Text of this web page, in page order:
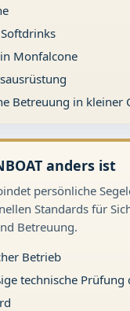
Monfalcone
Betreuung in kleiner
anders ist
persönliche
Standards für
Betreuung.
Betrieb
technische Prüfung